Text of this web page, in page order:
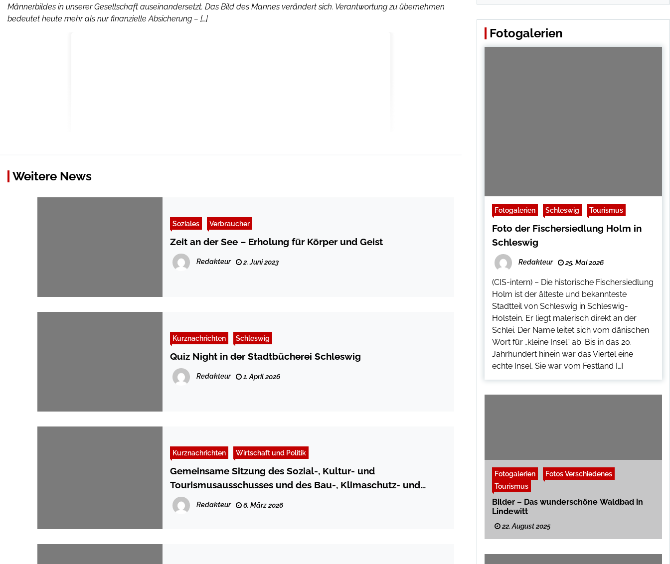
Männerbildes in unserer Gesellschaft auseinandersetzt. Das Bild des Mannes verändert sich. Verantwortung zu übernehmen
bedeutet heute mehr als nur finanzielle Absicherung – […]
Weitere News
Soziales Verbraucher
Zeit an der See – Erholung für Körper und Geist
Redakteur 2. Juni 2023
Kurznachrichten Schleswig
Quiz Night in der Stadtbücherei Schleswig
Redakteur 1. April 2026
Kurznachrichten Wirtschaft und Politik
Gemeinsame Sitzung des Sozial-, Kultur- und
Tourismusausschusses und des Bau-, Klimaschutz- und
Umweltausschusses
Redakteur 6. März 2026
Fotogalerien
Fotogalerien Schleswig Tourismus
Foto der Fischersiedlung Holm in
Schleswig
Redakteur 25. Mai 2026
(CIS-intern) – Die historische Fischersiedlung
Holm ist der älteste und bekannteste
Stadtteil von Schleswig in Schleswig-
Holstein. Er liegt malerisch direkt an der
Schlei. Der Name leitet sich vom dänischen
Wort für „kleine Insel“ ab. Bis in das 20.
Jahrhundert hinein war das Viertel eine
echte Insel. Sie war vom Festland […]
Fotogalerien
Fotos Verschiedenes
Tourismus
Bilder – Das wunderschöne Waldbad in
Lindewitt
22. August 2025